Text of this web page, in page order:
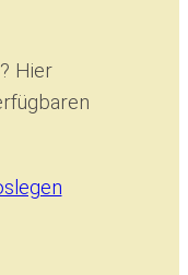
Hier